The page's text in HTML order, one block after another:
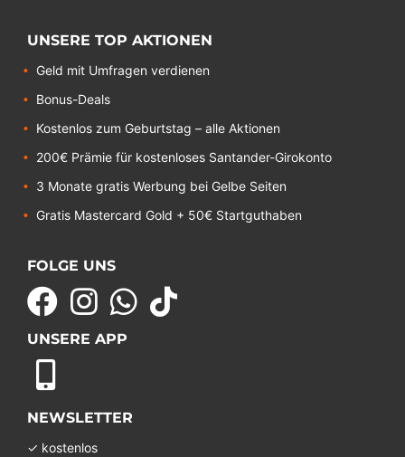
UNSERE TOP AKTIONEN
Geld mit Umfragen verdienen
Bonus-Deals
Kostenlos zum Geburtstag – alle Aktionen
200€ Prämie für kostenloses Santander-Girokonto
3 Monate gratis Werbung bei Gelbe Seiten
Gratis Mastercard Gold + 50€ Startguthaben
FOLGE UNS
UNSERE APP
NEWSLETTER
✓ kostenlos